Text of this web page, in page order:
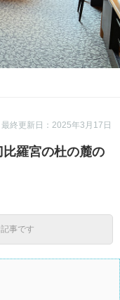
最終更新日：2025年3月17日
羅宮の杜の麓の
事です